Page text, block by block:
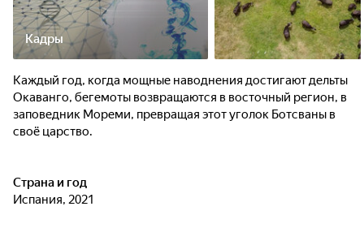
Кадры
Каждый год, когда мощные наводнения достигают дельты
Окаванго, бегемоты возвращаются в восточный регион, в
заповедник Мореми, превращая этот уголок Ботсваны в
своё царство.
Страна и год
Испания, 2021